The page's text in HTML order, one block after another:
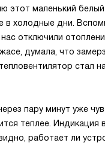
этот маленький
в холодные дни.
отключили
думала, что
стал
пару минут уже
теплее. Индикация
работает ли